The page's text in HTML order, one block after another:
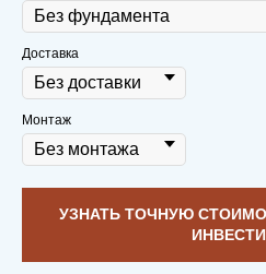
Доставка
Монтаж
УЗНАТЬ ТОЧНУЮ